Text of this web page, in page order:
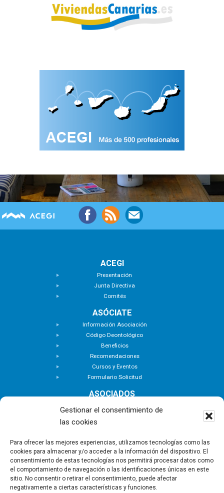
Gestionar el consentimiento de
las cookies
Para ofrecer las mejores experiencias, utilizamos tecnologías como las
cookies para almacenar y/o acceder a la información del dispositivo. El
consentimiento de estas tecnologías nos permitirá procesar datos como
el comportamiento de navegación o las identificaciones únicas en este
sitio. No consentir o retirar el consentimiento, puede afectar
negativamente a ciertas características y funciones.
ACEGI
Presentación
Junta Directiva
Comités
ASÓCIATE
Información Asociación
Código Deontológico
Beneficios
Recomendaciones
Cursos y Eventos
Formulario Solicitud
ASOCIADOS
Zona Privada
ACTUALIDAD
Notas de Prensa
Noticias
Nuevas Incorporaciones